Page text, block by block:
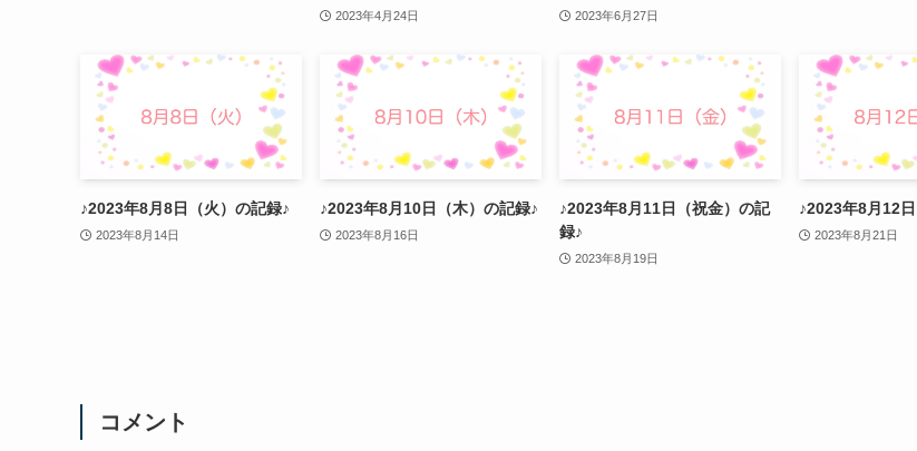
2023年4月24日 2023年6月27日
♪2023年8月8日（火）の記録♪
2023年8月14日
♪2023年8月10日（木）の記録♪
2023年8月16日
♪2023年8月11日（祝金）の記
録♪
2023年8月19日
♪2023年8月12
2023年8月21日
コメント